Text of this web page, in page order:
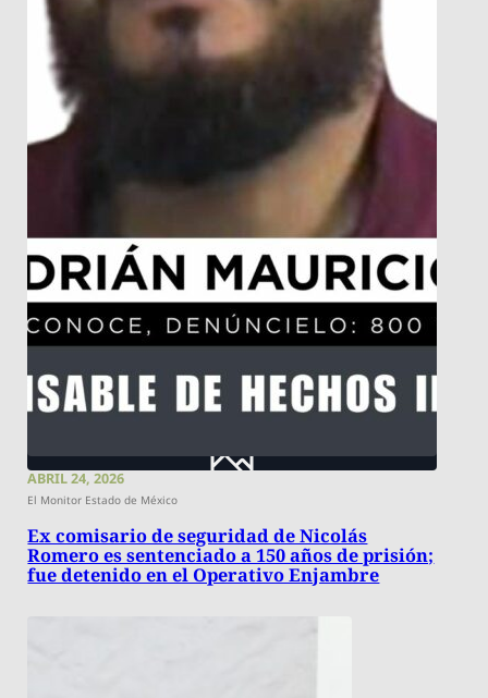
ABRIL 24, 2026
El Monitor Estado de México
Ex comisario de seguridad de Nicolás
Romero es sentenciado a 150 años de prisión;
fue detenido en el Operativo Enjambre